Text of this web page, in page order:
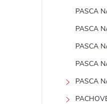
PASCA
PASCA
PASCA
PASCA
PASCA